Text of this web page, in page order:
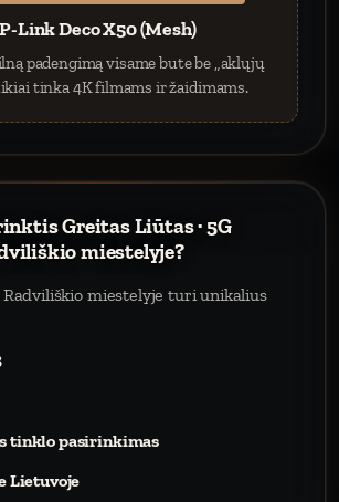
Link Deco X50 (Mesh)
padengimą visame bute be „aklųjų
tinka 4K filmams ir žaidimams.
Greitas Liūtas · 5G
miestelyje?
Radviliškio miestelyje turi unikalius
tinklo pasirinkimas
Lietuvoje